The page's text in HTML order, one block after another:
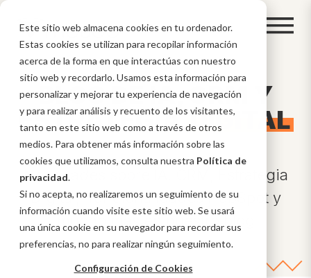
Este sitio web almacena cookies en tu ordenador.
Estas cookies se utilizan para recopilar información
acerca de la forma en que interactúas con nuestro
sitio web y recordarlo. Usamos esta información para
personalizar y mejorar tu experiencia de navegación
y para realizar análisis y recuento de los visitantes,
tanto en este sitio web como a través de otros
medios. Para obtener más información sobre las
cookies que utilizamos, consulta nuestra Política de
privacidad.
Si no acepta, no realizaremos un seguimiento de su
información cuando visite este sitio web. Se usará
una única cookie en su navegador para recordar sus
preferencias, no para realizar ningún seguimiento.
Configuración de Cookies
BLOG DE IA, CRM Y
ESTRATEGIADIGITAL
Novedades sobre IA, CRM, Estrategia
Digital, funcionalidades HubSpot y
mucho más en nuestro blog